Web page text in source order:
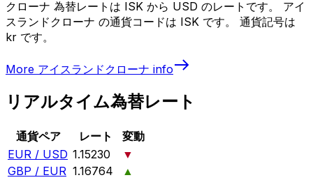
クローナ 為替レートは ISK から USD のレートです。 アイ
スランドクローナ の通貨コードは ISK です。 通貨記号は
kr です。
More アイスランドクローナ info
リアルタイム為替レート
通貨ペア レート
変動
EUR / USD 1.15230
▼
GBP / EUR 1.16764
▲